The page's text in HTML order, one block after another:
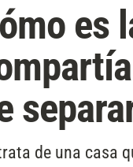
es
de una casa